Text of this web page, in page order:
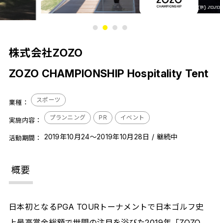
株式会社ZOZO
ZOZO CHAMPIONSHIP Hospitality Tent
業種： スポーツ
実施内容： プランニング PR イベント
活動期間： 2019年10月24～2019年10月28日 / 継続中
概要
日本初となるPGA TOURトーナメントで日本ゴルフ史